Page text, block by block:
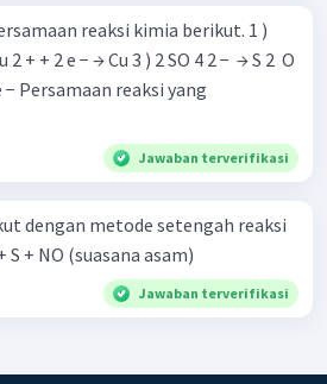
reaksi kimia berikut. 1 )
2 + + 2 e − → Cu 3 ) 2 SO 4 2 − ​ → S 2 ​ O
Jawaban terverifikasi
dengan metode setengah reaksi
S + NO (suasana asam)
Jawaban terverifikasi